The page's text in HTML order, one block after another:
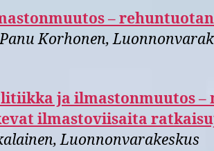
–
Korhonen,
ja ilmastonmuutos –
ilmastoviisaita
Luonnonvarakeskus